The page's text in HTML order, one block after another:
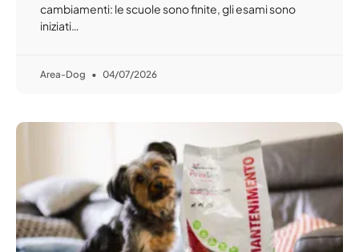
cambiamenti: le scuole sono finite, gli esami sono
iniziati…
Area-Dog 04/07/2026